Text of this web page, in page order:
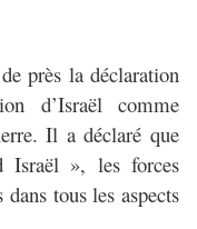
près la déclaration
d’Israël comme
Il a déclaré que
Israël », les forces
tous les aspects